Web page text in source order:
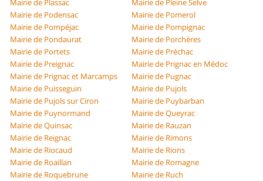
Mairie de Plassac
Mairie de Pleine Selve
Mairie de Podensac
Mairie de Pomerol
Mairie de Pompéjac
Mairie de Pompignac
Mairie de Pondaurat
Mairie de Porchères
Mairie de Portets
Mairie de Préchac
Mairie de Preignac
Mairie de Prignac en Médoc
Mairie de Prignac et Marcamps
Mairie de Pugnac
Mairie de Puisseguin
Mairie de Pujols
Mairie de Pujols sur Ciron
Mairie de Puybarban
Mairie de Puynormand
Mairie de Queyrac
Mairie de Quinsac
Mairie de Rauzan
Mairie de Reignac
Mairie de Rimons
Mairie de Riocaud
Mairie de Rions
Mairie de Roaillan
Mairie de Romagne
Mairie de Roquebrune
Mairie de Ruch